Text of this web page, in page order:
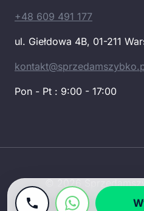
+48 609 491 177
ul. Giełdowa 4B, 01-211
Pon - Pt : 9:00 - 17:00
© 2026